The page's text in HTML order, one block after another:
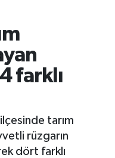
farklı
tarım
rüzgarın
dört farklı